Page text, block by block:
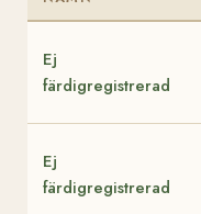
Ej
färdigregistrerad
Ej
färdigregistrerad